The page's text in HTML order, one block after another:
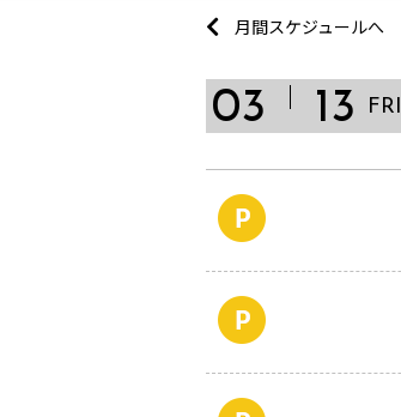
月間スケジュールへ
03 13 FRI